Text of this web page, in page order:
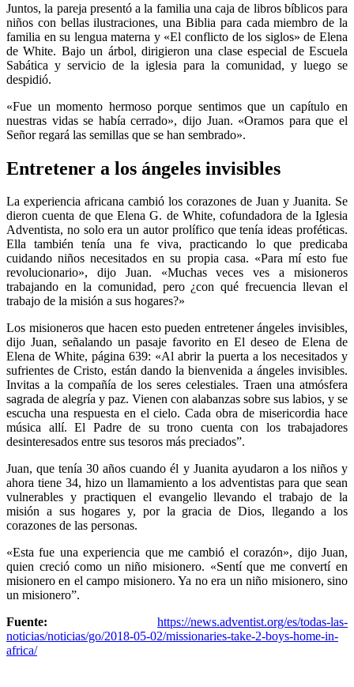
Juntos, la pareja presentó a la familia una caja de libros bíblicos para
niños con bellas ilustraciones, una Biblia para cada miembro de la
familia en su lengua materna y «El conflicto de los siglos» de Elena
de White. Bajo un árbol, dirigieron una clase especial de Escuela
Sabática y servicio de la iglesia para la comunidad, y luego se
despidió.
«Fue un momento hermoso porque sentimos que un capítulo en
nuestras vidas se había cerrado», dijo Juan. «Oramos para que el
Señor regará las semillas que se han sembrado».
Entretener a los ángeles invisibles
La experiencia africana cambió los corazones de Juan y Juanita. Se
dieron cuenta de que Elena G. de White, cofundadora de la Iglesia
Adventista, no solo era un autor prolífico que tenía ideas proféticas.
Ella también tenía una fe viva, practicando lo que predicaba
cuidando niños necesitados en su propia casa. «Para mí esto fue
revolucionario», dijo Juan. «Muchas veces ves a misioneros
trabajando en la comunidad, pero ¿con qué frecuencia llevan el
trabajo de la misión a sus hogares?»
Los misioneros que hacen esto pueden entretener ángeles invisibles,
dijo Juan, señalando un pasaje favorito en El deseo de Elena de
Elena de White, página 639: «Al abrir la puerta a los necesitados y
sufrientes de Cristo, están dando la bienvenida a ángeles invisibles.
Invitas a la compañía de los seres celestiales. Traen una atmósfera
sagrada de alegría y paz. Vienen con alabanzas sobre sus labios, y se
escucha una respuesta en el cielo. Cada obra de misericordia hace
música allí. El Padre de su trono cuenta con los trabajadores
desinteresados ​​entre sus tesoros más preciados”.
Juan, que tenía 30 años cuando él y Juanita ayudaron a los niños y
ahora tiene 34, hizo un llamamiento a los adventistas para que sean
vulnerables y practiquen el evangelio llevando el trabajo de la
misión a sus hogares y, por la gracia de Dios, llegando a los
corazones de las personas.
«Esta fue una experiencia que me cambió el corazón», dijo Juan,
quien creció como un niño misionero. «Sentí que me convertí en
misionero en el campo misionero. Ya no era un niño misionero, sino
un misionero”.
Fuente:
https://news.adventist.org/es/todas-las-
noticias/noticias/go/2018-05-02/missionaries-take-2-boys-home-in-
africa/